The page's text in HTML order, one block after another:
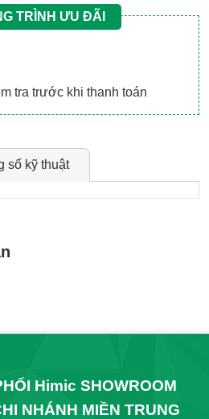
TRÌNH ƯU ĐÃI
tra trước khi thanh toán
số kỹ thuật
Đặt Giáp Tường
Gắn Bộ Xả Thoát Nước
Himic SHOWROOM
NHÁNH MIỀN TRUNG